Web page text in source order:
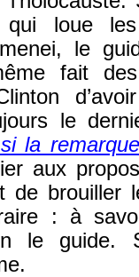
qui loue
le
fait
le
la
aux
de brouiller
: à
le guide.